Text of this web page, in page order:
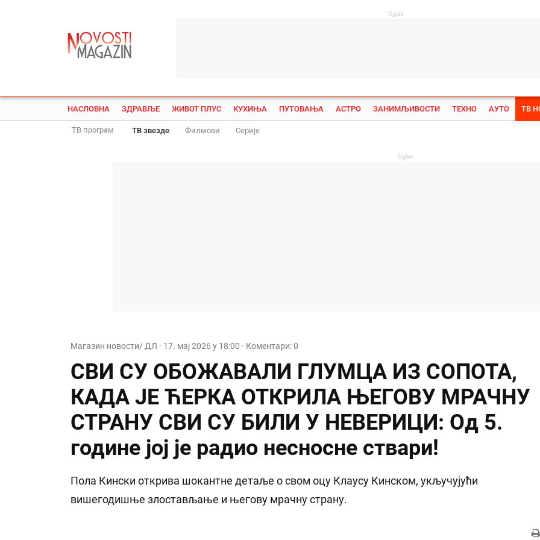
Oglas
НАСЛОВНА ЗДРАВЉЕ ЖИВОТ ПЛУС КУХИЊА ПУТОВАЊА АСТРО ЗАНИМЉИВОСТИ ТЕХНО АУТО ТВ
ТВ програм ТВ звезде Филмови Серије
Oglas
Магазин новости/ ДЛ · 17. мај 2026 у 18:00 · Коментари: 0
СВИ СУ ОБОЖАВАЛИ ГЛУМЦА ИЗ СОПОТА,
КАДА ЈЕ ЋЕРКА ОТКРИЛА ЊЕГОВУ МРАЧНУ
СТРАНУ СВИ СУ БИЛИ У НЕВЕРИЦИ: Од 5.
године јој је радио несносне ствари!
Пола Кински открива шокантне детаље о свом оцу Клаусу Кинском, укључујући
вишегодишње злостављање и његову мрачну страну.